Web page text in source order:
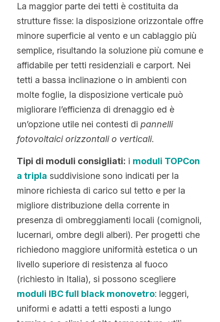
La maggior parte dei tetti è costituita da
strutture fisse: la disposizione orizzontale offre
minore superficie al vento e un cablaggio più
semplice, risultando la soluzione più comune e
affidabile per tetti residenziali e carport. Nei
tetti a bassa inclinazione o in ambienti con
molte foglie, la disposizione verticale può
migliorare l’efficienza di drenaggio ed è
un’opzione utile nei contesti di pannelli
fotovoltaici orizzontali o verticali.
Tipi di moduli consigliati: i moduli TOPCon
a tripla suddivisione sono indicati per la
minore richiesta di carico sul tetto e per la
migliore distribuzione della corrente in
presenza di ombreggiamenti locali (comignoli,
lucernari, ombre degli alberi). Per progetti che
richiedono maggiore uniformità estetica o un
livello superiore di resistenza al fuoco
(richiesto in Italia), si possono scegliere
moduli IBC full black monovetro: leggeri,
uniformi e adatti a tetti esposti a lungo